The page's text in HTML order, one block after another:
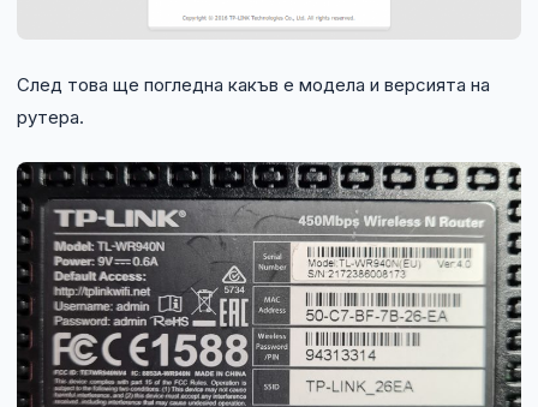
След това ще погледна какъв е модела и версията на
рутера.